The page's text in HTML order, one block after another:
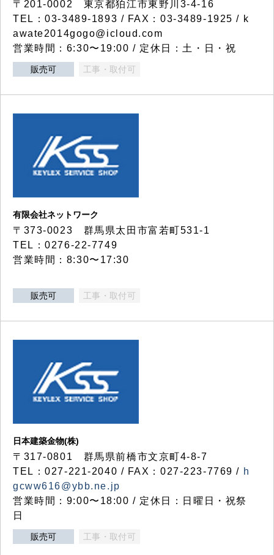
〒201-0002 東京都狛江市東野川3-4-16
TEL：03-3489-1893 / FAX：03-3489-1925 / k
awate2014gogo@icloud.com
営業時間：6:30〜19:00 / 定休日：土・日・祝
販売可 工事・取付可
有限会社ネットワーク
〒373-0023 群馬県太田市富若町531-1
TEL：0276-22-7749
営業時間：8:30〜17:30
販売可 工事・取付可
日本建築金物(株)
〒317‐0801 群馬県前橋市文京町4-8-7
TEL：027-221-2040 / FAX：027-223-7769 / h
gcww616@ybb.ne.jp
営業時間：9:00〜18:00 / 定休日：日曜日・祝祭
日
販売可 工事・取付可